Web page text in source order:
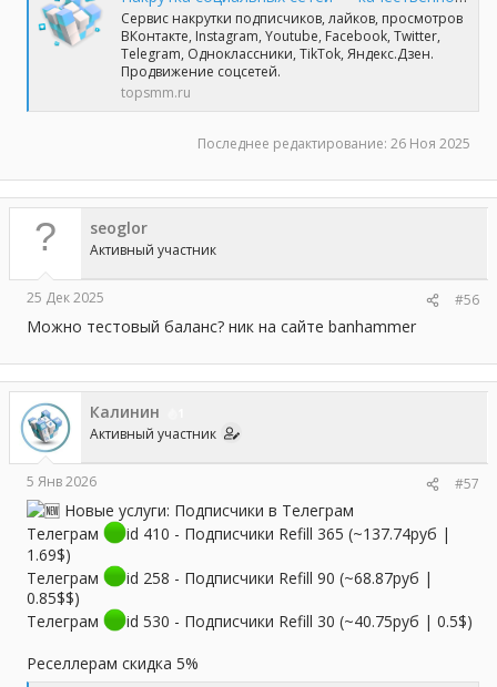
Сервис накрутки подписчиков, лайков, просмотров
ВКонтакте, Instagram, Youtube, Facebook, Twitter,
Telegram, Одноклассники, TikTok, Яндекс.Дзен.
Продвижение соцсетей.
topsmm.ru
Последнее редактирование: 26 Ноя 2025
seoglor
Активный участник
25 Дек 2025 #56
Можно тестовый баланс? ник на сайте banhammer
Калинин
Активный участник
5 Янв 2026 #57
Новые услуги: Подписчики в Телеграм
Телеграм
id 410 - Подписчики Refill 365 (~137.74руб |
1.69$)
Телеграм
id 258 - Подписчики Refill 90 (~68.87руб |
0.85$$)
Телеграм
id 530 - Подписчики Refill 30 (~40.75руб | 0.5$)
Реселлерам скидка 5%